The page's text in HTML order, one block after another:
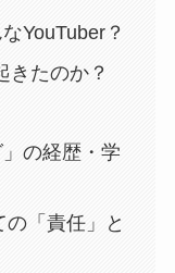
YouTuber？
きたのか？
の経歴・学
「責任」と